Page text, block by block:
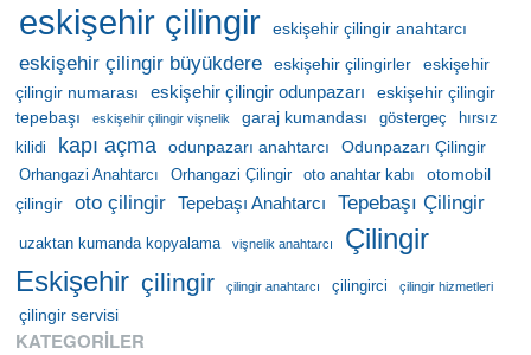
eskişehir çilingir eskişehir çilingir anahtarcı
eskişehir çilingir büyükdere eskişehir çilingirler
eskişehir
çilingir numarası
eskişehir çilingir odunpazarı
eskişehir çilingir
tepebaşı
eskişehir çilingir vişnelik garaj kumandası göstergeç
hırsız
kilidi
kapı açma odunpazarı anahtarcı Odunpazarı Çilingir
Orhangazi Anahtarcı Orhangazi Çilingir oto anahtar kabı
otomobil
çilingir
oto çilingir Tepebaşı Anahtarcı Tepebaşı Çilingir
uzaktan kumanda kopyalama vişnelik anahtarcı
Çilingir
Eskişehir çilingir çilingir anahtarcı çilingirci çilingir hizmetleri
çilingir servisi
KATEGORILER